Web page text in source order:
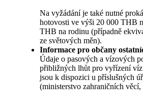
Na vyžádání je také nutné
hotovosti ve výši 20 000 THB
THB na rodinu (případně
ze světových měn).
Informace pro občany
Údaje o pasových a vízových
přibližných lhůt pro vyřízení
jsou k dispozici u příslušných
(ministerstvo zahraničních